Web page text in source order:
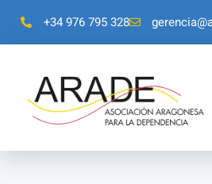
+34 976 795 328